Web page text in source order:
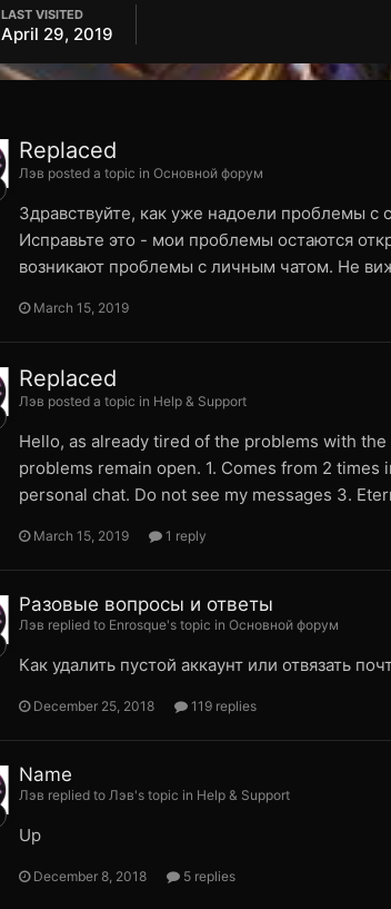
LAST VISITED
April 29, 2019
Replaced
Лэв posted a topic in Основной форум
Здравствуйте, как уже надоели проблемы с
Исправьте это - мои проблемы остаются
возникают проблемы с личным чатом. Не
March 15, 2019
Replaced
Лэв posted a topic in Help & Support
Hello, as already tired of the problems with
problems remain open. 1. Comes from 2
personal chat. Do not see my messages 3.
March 15, 2019 1 reply
Разовые вопросы и ответы
Лэв replied to Enrosque's topic in Основной форум
Как удалить пустой аккаунт или отвязать
December 25, 2018 119 replies
Name
Лэв replied to Лэв's topic in Help & Support
Up
December 8, 2018 5 replies